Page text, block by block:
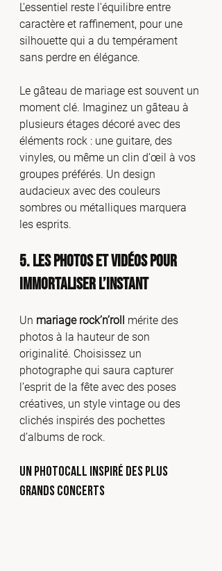
L'essentiel reste l'équilibre entre
caractère et raffinement, pour une
silhouette qui a du tempérament
sans perdre en élégance.
Le gâteau de mariage est souvent un
moment clé. Imaginez un gâteau à
plusieurs étages décoré avec des
éléments rock : une guitare, des
vinyles, ou même un clin d’œil à vos
groupes préférés. Un design
audacieux avec des couleurs
sombres ou métalliques marquera
les esprits.
5. Les Photos et Vidéos pour
Immortaliser l’Instant
Un mariage rock’n’roll mérite des
photos à la hauteur de son
originalité. Choisissez un
photographe qui saura capturer
l’esprit de la fête avec des poses
créatives, un style vintage ou des
clichés inspirés des pochettes
d’albums de rock.
Un photocall inspiré des plus
grands concerts